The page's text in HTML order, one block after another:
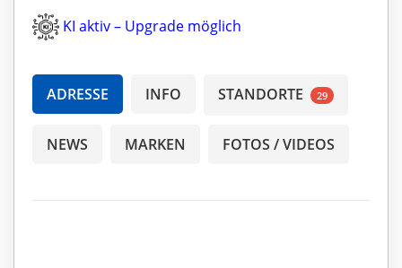
KI aktiv – Upgrade möglich
ADRESSE INFO STANDORTE 29
NEWS MARKEN FOTOS / VIDEOS